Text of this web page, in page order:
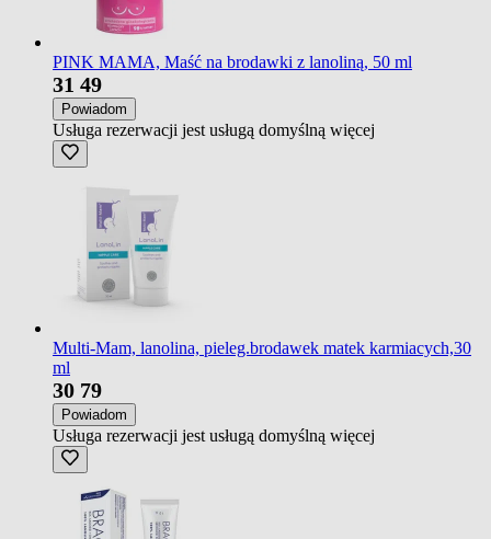
PINK MAMA, Maść na brodawki z lanoliną, 50 ml
31 49
Powiadom
Usługa rezerwacji jest usługą domyślną więcej
Multi-Mam, lanolina, pieleg.brodawek matek karmiacych,30
ml
30 79
Powiadom
Usługa rezerwacji jest usługą domyślną więcej